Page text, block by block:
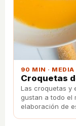
90 MIN · MEDIA
Croquetas
Las croquetas y
gustan a todo el
elaboración de